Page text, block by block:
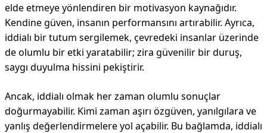
elde etmeye yönlendiren bir motivasyon kaynağıdır.
Kendine güven, insanın performansını artırabilir. Ayrıca,
iddialı bir tutum sergilemek, çevredeki insanlar üzerinde
de olumlu bir etki yaratabilir; zira güvenilir bir duruş,
saygı duyulma hissini pekiştirir.
Ancak, iddialı olmak her zaman olumlu sonuçlar
doğurmayabilir. Kimi zaman aşırı özgüven, yanılgılara ve
yanlış değerlendirmelere yol açabilir. Bu bağlamda, iddialı